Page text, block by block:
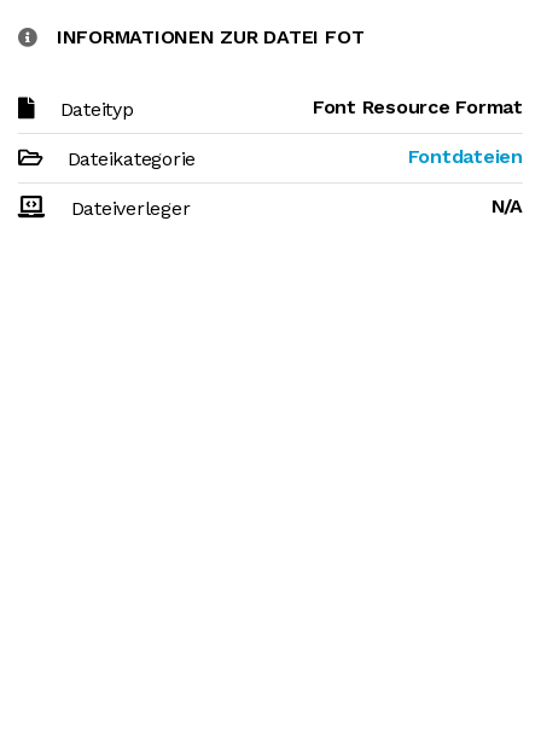
INFORMATIONEN ZUR DATEI FOT
Dateityp Font Resource Format
Dateikategorie Fontdateien
Dateiverleger N/A